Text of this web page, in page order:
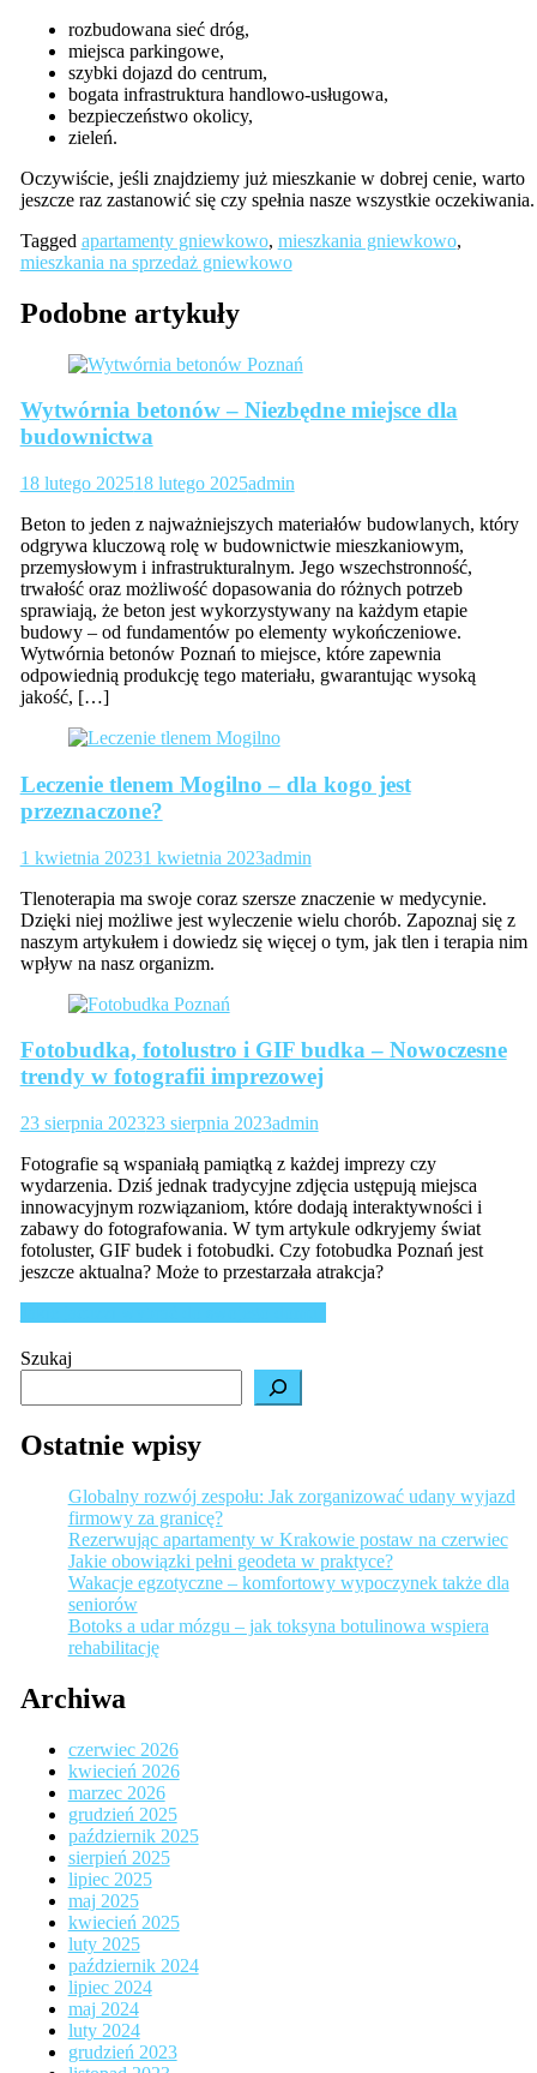
rozbudowana sieć dróg,
miejsca parkingowe,
szybki dojazd do centrum,
bogata infrastruktura handlowo-usługowa,
bezpieczeństwo okolicy,
zieleń.
Oczywiście, jeśli znajdziemy już mieszkanie w dobrej cenie, warto
jeszcze raz zastanowić się czy spełnia nasze wszystkie oczekiwania.
Tagged apartamenty gniewkowo, mieszkania gniewkowo,
mieszkania na sprzedaż gniewkowo
Podobne artykuły
Wytwórnia betonów – Niezbędne miejsce dla
budownictwa
18 lutego 202518 lutego 2025admin
Beton to jeden z najważniejszych materiałów budowlanych, który
odgrywa kluczową rolę w budownictwie mieszkaniowym,
przemysłowym i infrastrukturalnym. Jego wszechstronność,
trwałość oraz możliwość dopasowania do różnych potrzeb
sprawiają, że beton jest wykorzystywany na każdym etapie
budowy – od fundamentów po elementy wykończeniowe.
Wytwórnia betonów Poznań to miejsce, które zapewnia
odpowiednią produkcję tego materiału, gwarantując wysoką
jakość, […]
Leczenie tlenem Mogilno – dla kogo jest
przeznaczone?
1 kwietnia 20231 kwietnia 2023admin
Tlenoterapia ma swoje coraz szersze znaczenie w medycynie.
Dzięki niej możliwe jest wyleczenie wielu chorób. Zapoznaj się z
naszym artykułem i dowiedz się więcej o tym, jak tlen i terapia nim
wpływ na nasz organizm.
Fotobudka, fotolustro i GIF budka – Nowoczesne
trendy w fotografii imprezowej
23 sierpnia 202323 sierpnia 2023admin
Fotografie są wspaniałą pamiątką z każdej imprezy czy
wydarzenia. Dziś jednak tradycyjne zdjęcia ustępują miejsca
innowacyjnym rozwiązaniom, które dodają interaktywności i
zabawy do fotografowania. W tym artykule odkryjemy świat
fotoluster, GIF budek i fotobudki. Czy fotobudka Poznań jest
jeszcze aktualna? Może to przestarzała atrakcja?
Nawigacja
wpisu
Szukaj
Ostatnie wpisy
Globalny rozwój zespołu: Jak zorganizować udany wyjazd
firmowy za granicę?
Rezerwując apartamenty w Krakowie postaw na czerwiec
Jakie obowiązki pełni geodeta w praktyce?
Wakacje egzotyczne – komfortowy wypoczynek także dla
seniorów
Botoks a udar mózgu – jak toksyna botulinowa wspiera
rehabilitację
Archiwa
czerwiec 2026
kwiecień 2026
marzec 2026
grudzień 2025
październik 2025
sierpień 2025
lipiec 2025
maj 2025
kwiecień 2025
luty 2025
październik 2024
lipiec 2024
maj 2024
luty 2024
grudzień 2023